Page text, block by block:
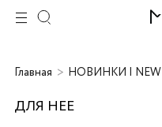
Главная НОВИНКИ | NEW
ДЛЯ НЕЕ